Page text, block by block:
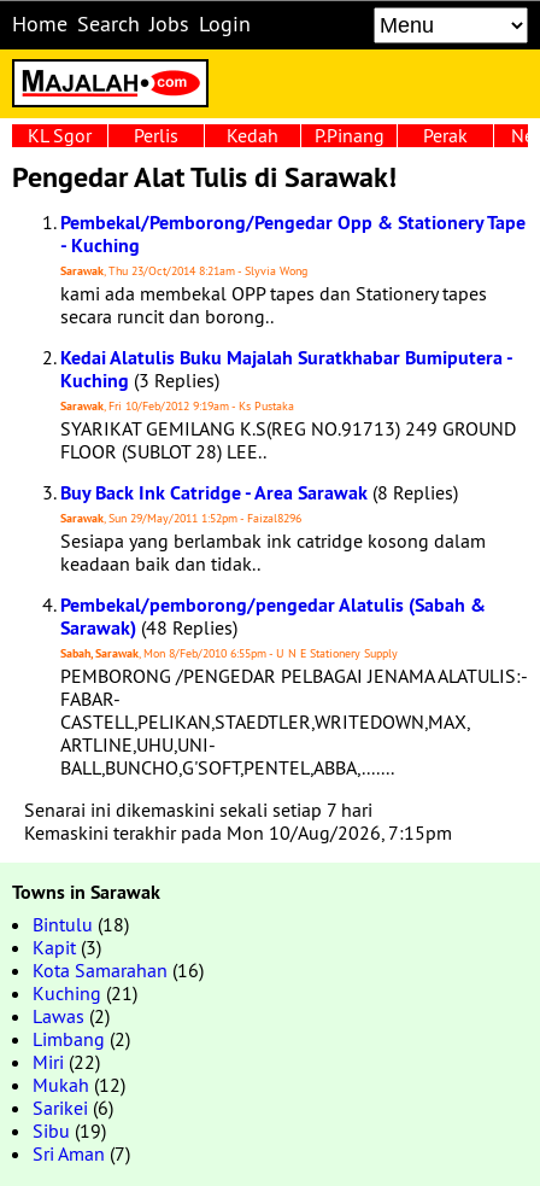
Home Search Jobs Login
KL Sgor Perlis Kedah P.Pinang Perak
Pengedar Alat Tulis di Sarawak!
Pembekal/Pemborong/Pengedar Opp & Stationery Tape
- Kuching
Sarawak, Thu 23/Oct/2014 8:21am - Slyvia Wong
kami ada membekal OPP tapes dan Stationery tapes
secara runcit dan borong..
Kedai Alatulis Buku Majalah Suratkhabar Bumiputera -
Kuching (3 Replies)
Sarawak, Fri 10/Feb/2012 9:19am - Ks Pustaka
SYARIKAT GEMILANG K.S(REG NO.91713) 249 GROUND
FLOOR (SUBLOT 28) LEE..
Buy Back Ink Catridge - Area Sarawak (8 Replies)
Sarawak, Sun 29/May/2011 1:52pm - Faizal8296
Sesiapa yang berlambak ink catridge kosong dalam
keadaan baik dan tidak..
Pembekal/pemborong/pengedar Alatulis (Sabah &
Sarawak) (48 Replies)
Sabah, Sarawak, Mon 8/Feb/2010 6:55pm - U N E Stationery Supply
PEMBORONG /PENGEDAR PELBAGAI JENAMA ALATULIS:-
FABAR-
CASTELL,PELIKAN,STAEDTLER,WRITEDOWN,MAX,
ARTLINE,UHU,UNI-
BALL,BUNCHO,G'SOFT,PENTEL,ABBA,.......
Senarai ini dikemaskini sekali setiap 7 hari
Kemaskini terakhir pada Mon 10/Aug/2026, 7:15pm
Towns in Sarawak
Bintulu (18)
Kapit(3)
Kota Samarahan (16)
Kuching (21)
Lawas (2)
Limbang (2)
Miri (22)
Mukah (12)
Sarikei (6)
Sibu (19)
Sri Aman (7)